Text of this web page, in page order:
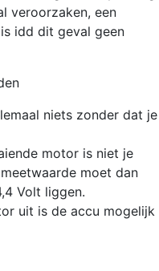
veroorzaken, een
idd dit geval geen
niets zonder dat je
motor is niet je
moet dan
Volt liggen.
uit is de accu mogelijk